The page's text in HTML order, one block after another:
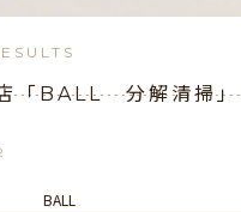
「BALL 分解清掃」
BALL